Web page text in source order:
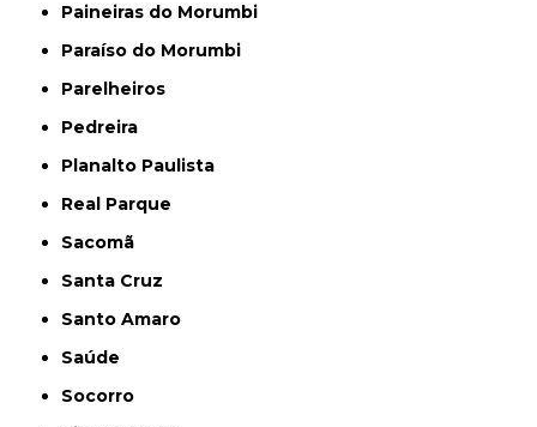
Paineiras do Morumbi
Paraíso do Morumbi
Parelheiros
Pedreira
Planalto Paulista
Real Parque
Sacomã
Santa Cruz
Santo Amaro
Saúde
Socorro